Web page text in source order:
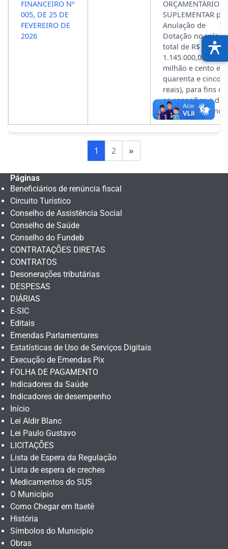
FINANCEIRO Nº
005, DE 25 DE
FEVEREIRO DE
2026
ORÇAMENTÁRIO E
SUPLEMENTAR por
Anulação de
Dotação no valor
total de R$
1.145.000,00 (Um
milhão e cento e
quarenta e cinco
reais), para fins
se especifica e da
outras
1 2 »
Páginas
Beneficiários de renúncia fiscal
Circuito Turístico
Conselho de Assistência Social
Conselho de Saúde
Conselho do Fundeb
CONTRATAÇÕES DIRETAS
CONTRATOS
Desonerações tributárias
DESPESAS
DIÁRIAS
E-SIC
Editais
Emendas Parlamentares
Estatísticas de Uso de Serviços Digitais
Execução de Emendas Pix
FOLHA DE PAGAMENTO
Indicadores da Saúde
Indicadores de desempenho
Início
Lei Aldir Blanc
Lei Paulo Gustavo
LICITAÇÕES
Lista de Espera da Regulação
Lista de espera de creches
Medicamentos do SUS
O Município
Como Chegar em Itaetê
História
Símbolos do Município
Obras